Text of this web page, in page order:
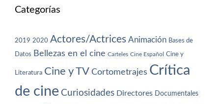
Categorías
2019 2020 Actores/Actrices Animación Bases de
Datos Bellezas en el cine Carteles Cine Español Cine y
Literatura Cine y TV Cortometrajes Crítica
de cine Curiosidades Directores Documentales